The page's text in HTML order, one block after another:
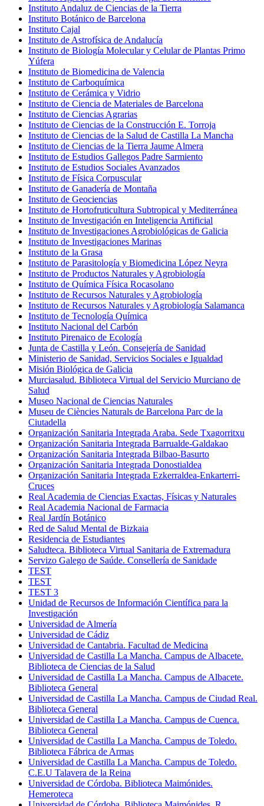
Instituto Andaluz de Ciencias de la Tierra
Instituto Botánico de Barcelona
Instituto Cajal
Instituto de Astrofísica de Andalucía
Instituto de Biología Molecular y Celular de Plantas Primo
Yúfera
Instituto de Biomedicina de Valencia
Instituto de Carboquímica
Instituto de Cerámica y Vidrio
Instituto de Ciencia de Materiales de Barcelona
Instituto de Ciencias Agrarias
Instituto de Ciencias de la Construcción E. Torroja
Instituto de Ciencias de la Salud de Castilla La Mancha
Instituto de Ciencias de la Tierra Jaume Almera
Instituto de Estudios Gallegos Padre Sarmiento
Instituto de Estudios Sociales Avanzados
Instituto de Física Corpuscular
Instituto de Ganadería de Montaña
Instituto de Geociencias
Instituto de Hortofruticultura Subtropical y Mediterránea
Instituto de Investigación en Inteligencia Artificial
Instituto de Investigaciones Agrobiológicas de Galicia
Instituto de Investigaciones Marinas
Instituto de la Grasa
Instituto de Parasitología y Biomedicina López Neyra
Instituto de Productos Naturales y Agrobiología
Instituto de Química Física Rocasolano
Instituto de Recursos Naturales y Agrobiología
Instituto de Recursos Naturales y Agrobiología Salamanca
Instituto de Tecnología Química
Instituto Nacional del Carbón
Instituto Pirenaico de Ecología
Junta de Castilla y León. Consejería de Sanidad
Ministerio de Sanidad, Servicios Sociales e Igualdad
Misión Biológica de Galicia
Murciasalud. Biblioteca Virtual del Servicio Murciano de
Salud
Museo Nacional de Ciencias Naturales
Museu de Ciències Naturals de Barcelona Parc de la
Ciutadella
Organización Sanitaria Integrada Araba. Sede Txagorritxu
Organización Sanitaria Integrada Barrualde-Galdakao
Organización Sanitaria Integrada Bilbao-Basurto
Organización Sanitaria Integrada Donostialdea
Organización Sanitaria Integrada Ezkerraldea-Enkarterri-
Cruces
Real Academia de Ciencias Exactas, Físicas y Naturales
Real Academia Nacional de Farmacia
Real Jardín Botánico
Red de Salud Mental de Bizkaia
Residencia de Estudiantes
Saludteca. Biblioteca Virtual Sanitaria de Extremadura
Servizo Galego de Saúde. Consellería de Sanidade
TEST
TEST
TEST 3
Unidad de Recursos de Información Científica para la
Investigación
Universidad de Almería
Universidad de Cádiz
Universidad de Cantabria. Facultad de Medicina
Universidad de Castilla La Mancha. Campus de Albacete.
Biblioteca de Ciencias de la Salud
Universidad de Castilla La Mancha. Campus de Albacete.
Biblioteca General
Universidad de Castilla La Mancha. Campus de Ciudad Real.
Biblioteca General
Universidad de Castilla La Mancha. Campus de Cuenca.
Biblioteca General
Universidad de Castilla La Mancha. Campus de Toledo.
Biblioteca Fábrica de Armas
Universidad de Castilla La Mancha. Campus de Toledo.
C.E.U Talavera de la Reina
Universidad de Córdoba. Biblioteca Maimónides.
Hemeroteca